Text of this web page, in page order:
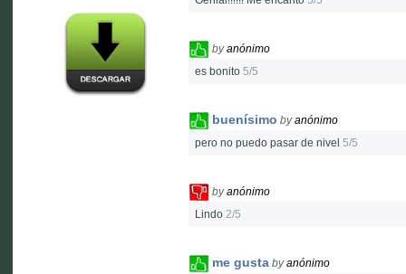
byanónimo
es bonito 5/5
buenísimo byanónimo
pero no puedo pasar de nivel 5/5
byanónimo
Lindo 2/5
me gusta byanónimo